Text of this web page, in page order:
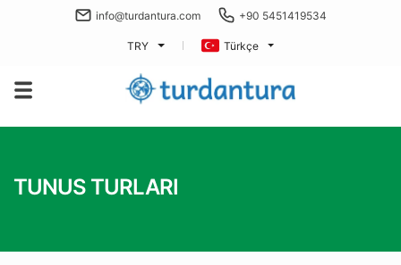
info@turdantura.com +90 5451419534
TRY Türkçe
TUNUS TURLARI